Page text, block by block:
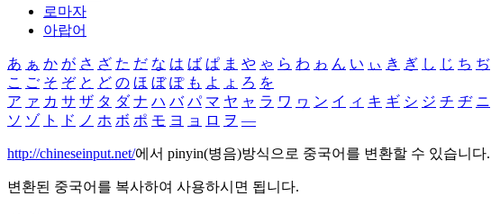
로마자
아랍어
あ ぁ か が さ ざ た だ な は ば ぱ ま や ゃ ら わ ゎ ん い ぃ き ぎ し じ ち ぢ
こ ご そ ぞ と ど の ほ ぼ ぽ も よ ょ ろ を
ア ァ カ サ ザ タ ダ ナ ハ バ パ マ ヤ ャ ラ ワ ヮ ン イ ィ キ ギ シ ジ チ ヂ ニ
ソ ゾ ト ド ノ ホ ボ ポ モ ヨ ョ ロ ヲ ―
http://chineseinput.net/에서 pinyin(병음)방식으로 중국어를 변환할 수 있습니다.
변환된 중국어를 복사하여 사용하시면 됩니다.